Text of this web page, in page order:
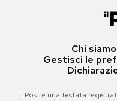
Chi siamo
Gestisci le
Il Post è una testata